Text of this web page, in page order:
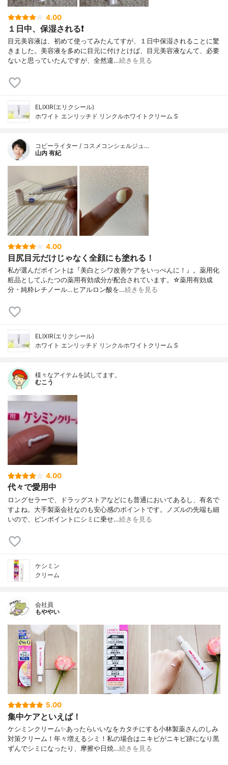
4.00
１日中、保湿される❗
目元美容液は、初めて使ってみたんてすが、１日中保湿されることに驚
きました。美容液を多めに目元に付けとけば、目元美容液なんて、必要
ないと思っていたんですが、全然違…続きを見る
ELIXIR(エリクシール)
ホワイト エンリッチド リンクルホワイトクリーム S
コピーライター / コスメコンシェルジュ…
山内 有紀
4.00
目尻目元だけじゃなく全顔にも塗れる！
私が選んだポイントは『美白とシワ改善ケアをいっぺんに！』。薬用化
粧品としてふたつの薬用有効成分が配合されています。☆薬用有効成
分・純粋レチノール…ヒアルロン酸を…続きを見る
ELIXIR(エリクシール)
ホワイト エンリッチド リンクルホワイトクリーム S
様々なアイテムを試してます。
むこう
4.00
代々で愛用中
ロングセラーで、ドラッグストアなどにも普通においてあるし、有名で
すよね。大手製薬会社なのも安心感のポイントです。ノズルの先端も細
いので、ピンポイントにシミに乗せ…続きを見る
ケシミン
クリーム
会社員
もややい
5.00
集中ケアといえば！
ケシミンクリーム✨あったらいいなをカタチにする小林製薬さんのしみ
対策クリーム！年々増えるシミ！私の場合はニキビがニキビ跡になり黒
ずんでシミになったり、摩擦や日焼…続きを見る